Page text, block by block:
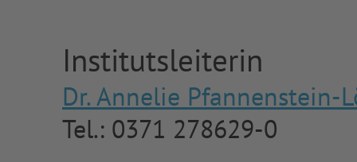
Institutsleiterin
Dr. Annelie Pfannenstein-
Tel.: 0371 278629-0